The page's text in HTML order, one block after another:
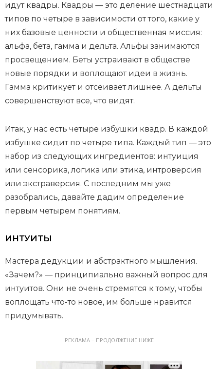
идут квадры. Квадры — это деление шестнадцати
типов по четыре в зависимости от того, какие у
них базовые ценности и общественная миссия:
альфа, бета, гамма и дельта. Альфы занимаются
просвещением. Беты устраивают в обществе
новые порядки и воплощают идеи в жизнь.
Гамма критикует и отсеивает лишнее. А дельты
совершенствуют все, что видят.
Итак, у нас есть четыре избушки квадр. В каждой
избушке сидит по четыре типа. Каждый тип — это
набор из следующих ингредиентов: интуиция
или сенсорика, логика или этика, интроверсия
или экстраверсия. С последним мы уже
разобрались, давайте дадим определение
первым четырем понятиям.
ИНТУИТЫ
Мастера дедукции и абстрактного мышления.
«Зачем?» — принципиально важный вопрос для
интуитов. Они не очень стремятся к тому, чтобы
воплощать что-то новое, им больше нравится
придумывать.
РЕКЛАМА – ПРОДОЛЖЕНИЕ НИЖЕ